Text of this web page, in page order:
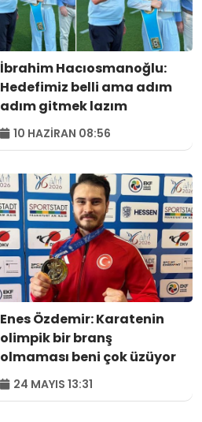
İbrahim Hacıosmanoğlu:
Hedefimiz belli ama adım
adım gitmek lazım
10 HAZIRAN 08:56
Enes Özdemir: Karatenin
olimpik bir branş
olmaması beni çok üzüyor
24 MAYIS 13:31